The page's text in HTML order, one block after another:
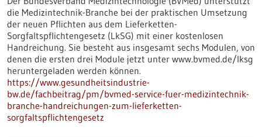
die Medizintechnik-Branche bei der praktischen Umsetzung
der neuen Pflichten aus dem Lieferketten-
Sorgfaltspflichtengesetz (LkSG) mit einer kostenlosen
Handreichung. Sie besteht aus insgesamt sechs Modulen, von
denen die ersten drei Module jetzt unter www.bvmed.de/lksg
heruntergeladen werden können.
https://www.gesundheitsindustrie-
bw.de/fachbeitrag/pm/bvmed-service-fuer-medizintechnik-
branche-handreichungen-zum-lieferketten-
sorgfaltspflichtengesetz